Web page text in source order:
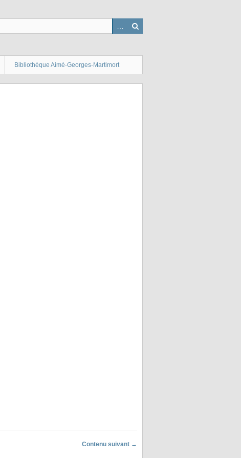
Bibliothèque Aimé-Georges-Martimort
Contenu suivant →